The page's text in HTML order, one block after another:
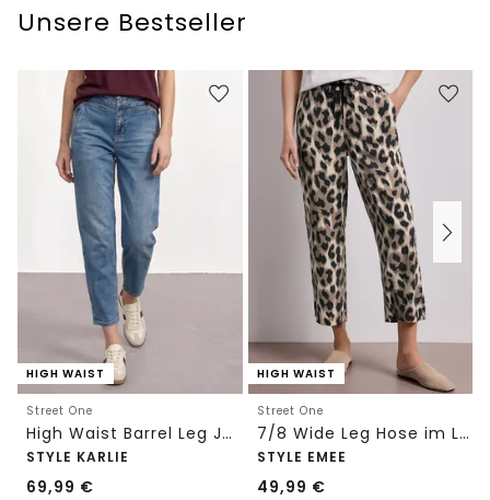
Unsere Bestseller
HIGH WAIST
Street One
High Waist Barrel Leg Jeans im Loose Fit
STYLE KARLIE
69,99 €
HIGH WAIST
Street One
7/8 Wide Leg Hose im Loose Fit mit Print
STYLE EMEE
49,99 €